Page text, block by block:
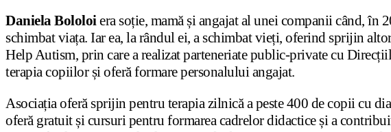
Daniela Bololoiera soție, mamă și angajat al unei companii când, în
schimbat viața. Iar ea, la rândul ei, a schimbat vieți, oferind sprijin
Help Autism, prin care a realizat parteneriate public-private cu
terapia copiilor și oferă formare personalului angajat.
Asociația oferă sprijin pentru terapia zilnică a peste 400 de copii cu
oferă gratuit și cursuri pentru formarea cadrelor didactice și a